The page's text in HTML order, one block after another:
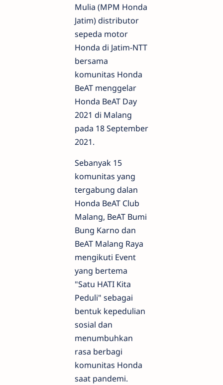
Mulia (MPM Honda
Jatim) distributor
sepeda motor
Honda di Jatim-NTT
bersama
komunitas Honda
BeAT menggelar
Honda BeAT Day
2021 di Malang
pada 18 September
2021.
Sebanyak 15
komunitas yang
tergabung dalan
Honda BeAT Club
Malang, BeAT Bumi
Bung Karno dan
BeAT Malang Raya
mengikuti Event
yang bertema
"Satu HATI Kita
Peduli" sebagai
bentuk kepedulian
sosial dan
menumbuhkan
rasa berbagi
komunitas Honda
saat pandemi.